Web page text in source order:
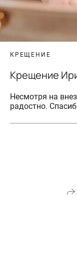
КРЕЩЕНИЕ
Крещение
Несмотря на
радостно.